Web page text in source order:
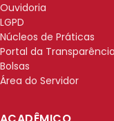
Ouvidoria
LGPD
Núcleos de Práticas
Portal da Transparência
Bolsas
Área do Servidor